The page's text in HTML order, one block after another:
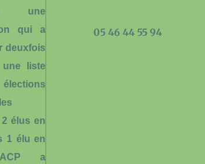
une
qui a
deuxfois
une liste
élus en
1 élu en
a
05 46 44 55 94